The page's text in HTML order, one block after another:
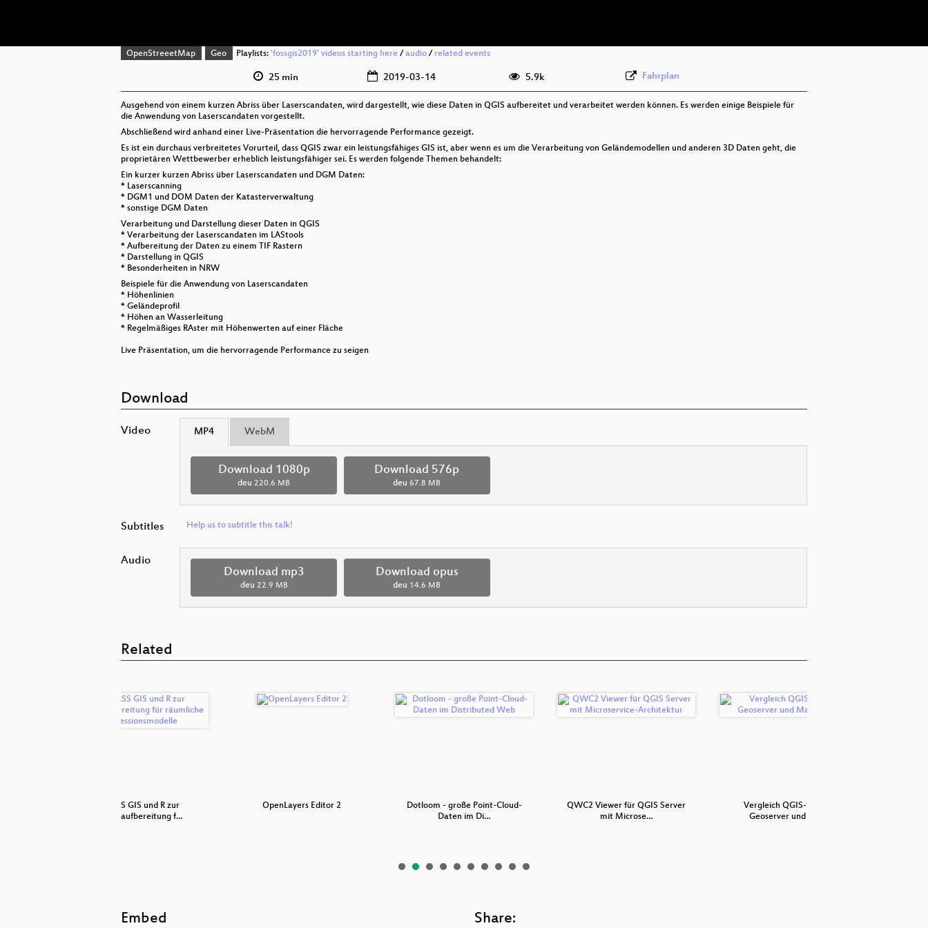
OpenStreeetMap Geo Playlists: 'fossgis2019' videos starting here/ audio/ related events
25 min 2019-03-14 5.9k Fahrplan
Ausgehend von einem kurzen Abriss über Laserscandaten, wird dargestellt, wie diese Daten in QGIS aufbereitet und verarbeitet werden können. Es werden einige Beispiele für
die Anwendung von Laserscandaten vorgestellt.
Abschließend wird anhand einer Live-Präsentation die hervorragende Performance gezeigt.
Es ist ein durchaus verbreitetes Vorurteil, dass QGIS zwar ein leistungsfähiges GIS ist, aber wenn es um die Verarbeitung von Geländemodellen und anderen 3D Daten geht, die
proprietären Wettbewerber erheblich leistungsfähiger sei. Es werden folgende Themen behandelt:
Ein kurzer kurzen Abriss über Laserscandaten und DGM Daten:
* Laserscanning
* DGM1 und DOM Daten der Katasterverwaltung
* sonstige DGM Daten
Verarbeitung und Darstellung dieser Daten in QGIS
* Verarbeitung der Laserscandaten im LAStools
* Aufbereitung der Daten zu einem TIF Rastern
* Darstellung in QGIS
* Besonderheiten in NRW
Beispiele für die Anwendung von Laserscandaten
* Höhenlinien
* Geländeprofil
* Höhen an Wasserleitung
* Regelmäßiges RAster mit Höhenwerten auf einer Fläche
Live Präsentation, um die hervorragende Performance zu seigen
Download
Video MP4 WebM
Download 1080p
deu 220.6 MB
Download 576p
deu 67.8 MB
Subtitles Help us to subtitle this talk!
Audio
Download mp3
deu 22.9 MB
Download opus
deu 14.6 MB
Related
GRASS GIS und R zur
Datenaufbereitung f…
OpenLayers Editor 2
Dotloom - große Point-Cloud-
Daten im Di…
QWC2 Viewer für QGIS Server
mit Microse…
Vergleich QGIS-Server,
Geoserver und Ma…
Embed Share: